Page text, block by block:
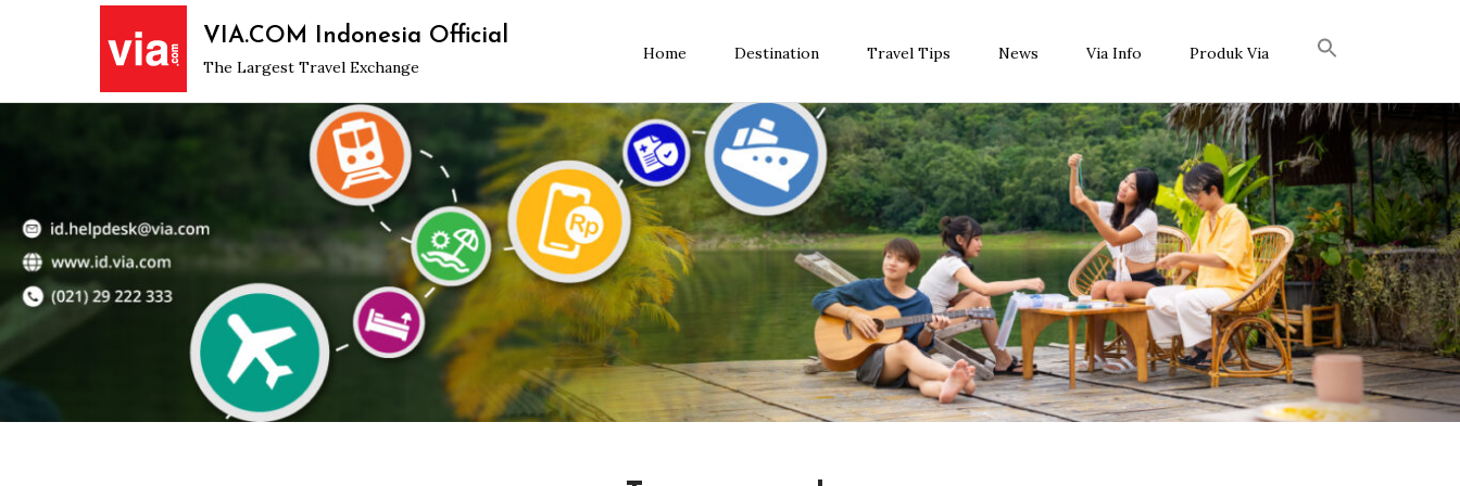
VIA.COM Indonesia Official
The Largest Travel Exchange
Home Destination Travel Tips News Via Info Produk Via